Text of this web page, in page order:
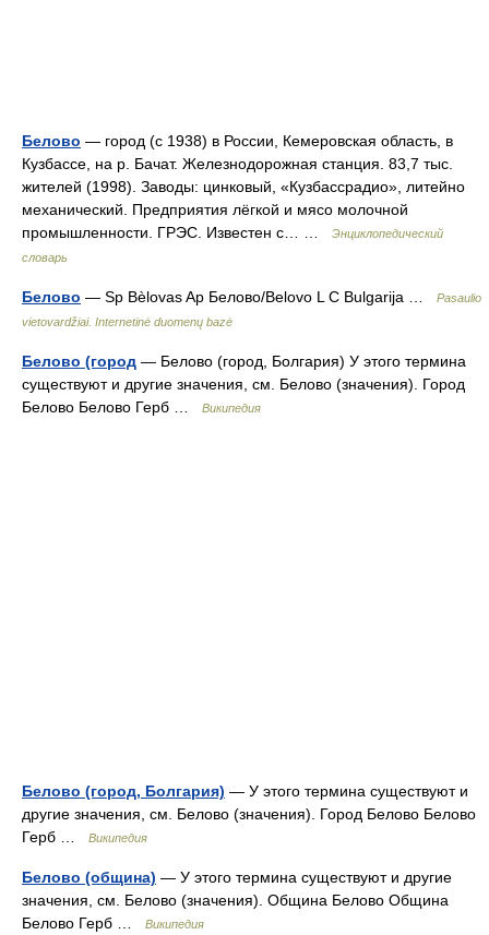
Белово — город (с 1938) в России, Кемеровская область, в
Кузбассе, на р. Бачат. Железнодорожная станция. 83,7 тыс.
жителей (1998). Заводы: цинковый, «Кузбассрадио», литейно
механический. Предприятия лёгкой и мясо молочной
промышленности. ГРЭС. Известен с… …
Энциклопедический
словарь
Белово — Sp Bèlovas Ap Белово/Belovo L C Bulgarija …
Pasaulio
vietovardžiai. Internetinė duomenų bazė
Белово (город — Белово (город, Болгария) У этого термина
существуют и другие значения, см. Белово (значения). Город
Белово Белово Герб …
Википедия
Белово (город, Болгария) — У этого термина существуют и
другие значения, см. Белово (значения). Город Белово Белово
Герб …
Википедия
Белово (община) — У этого термина существуют и другие
значения, см. Белово (значения). Община Белово Община
Белово Герб …
Википедия